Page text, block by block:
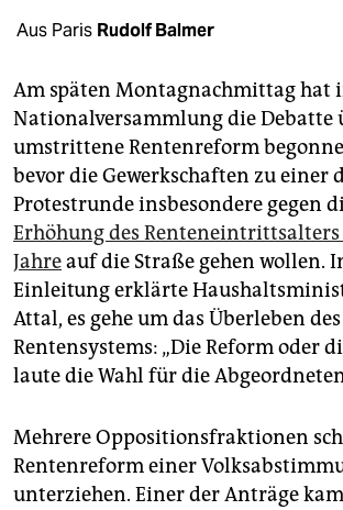
unterstützen
genossenschaft
epaper login
Aus Paris Rudolf Balmer
Am späten Montagnachmittag hat
Nationalversammlung die Debatte
umstrittene Rentenreform
bevor die Gewerkschaften zu einer
Protestrunde insbesondere gegen
Erhöhung des Renteneintrittsalters
Jahreauf die Straße gehen wollen.
Einleitung erklärte
Attal, es gehe um das Überleben
Rentensystems: „Die Reform oder
laute die Wahl für die
Mehrere Oppositionsfraktionen
Rentenreform einer
unterziehen. Einer der Anträge